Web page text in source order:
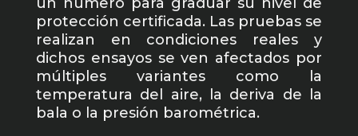
protección certificada. Las pruebas se
realizan en condiciones reales y
dichos ensayos se ven afectados por
múltiples variantes como la
temperatura del aire, la deriva de la
bala o la presión barométrica.